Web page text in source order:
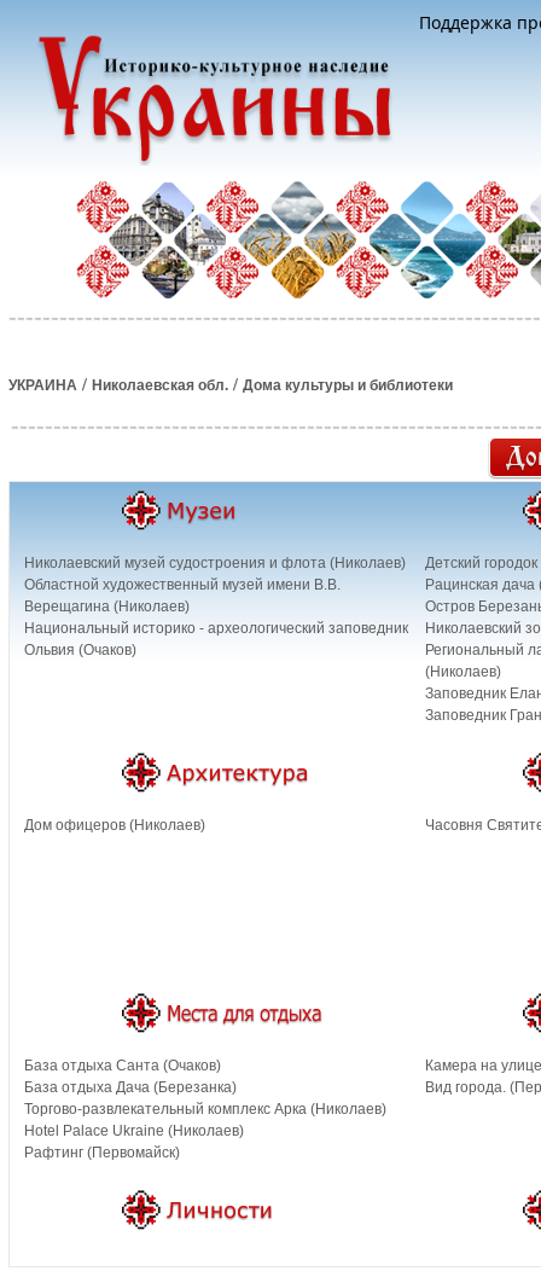
Поддержка
УКРАИНА / Николаевская обл. / Дома культуры и библиотеки
Николаевский музей судостроения и флота (Николаев)
Областной художественный музей имени В.В.
Верещагина (Николаев)
Национальный историко - археологический заповедник
Ольвия (Очаков)
Детский
Рацинская дача
Остров
Николаевский
Региональный
(Николаев)
Заповедник
Заповедник
Дом офицеров (Николаев) Часовня
База отдыха Санта (Очаков)
База отдыха Дача (Березанка)
Торгово-развлекательный комплекс Арка (Николаев)
Hotel Palace Ukraine (Николаев)
Рафтинг (Первомайск)
Камера на
Вид города.